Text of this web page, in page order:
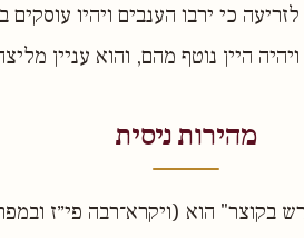
כי ירבו הענבים ויהיו
היין נוטף מהם, והוא עניין
מהירות ניסית
בקוצר" הוא (ויקרא־רבה פי״ז